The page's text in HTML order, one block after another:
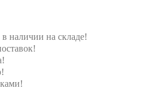
наличии на складе!